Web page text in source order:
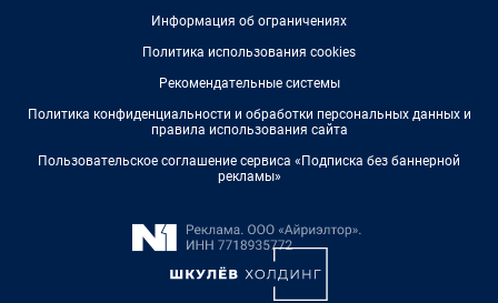
Информация об ограничениях
Политика использования cookies
Рекомендательные системы
Политика конфиденциальности и обработки персональных данных и
правила использования сайта
Пользовательское соглашение сервиса «Подписка без баннерной
рекламы»